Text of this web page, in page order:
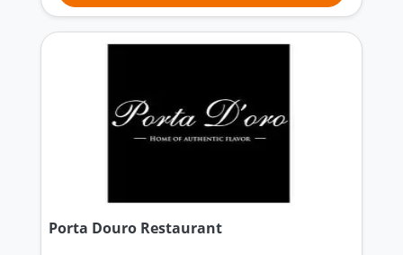
Porta Douro Restaurant